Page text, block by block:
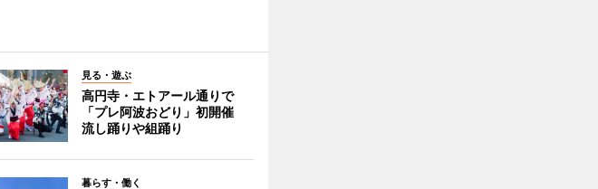
見る・遊ぶ
高円寺・エトアール通りで
「プレ阿波おどり」初開催
流し踊りや組踊り
暮らす・働く